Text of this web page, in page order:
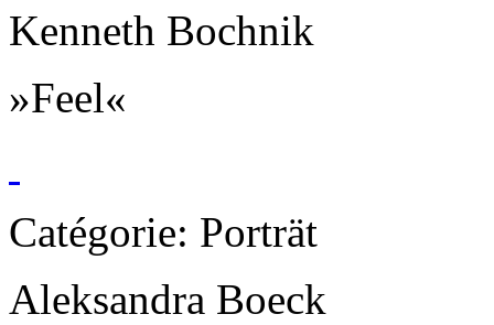
Kenneth Bochnik
»Feel«
Catégorie: Porträt
Aleksandra Boeck